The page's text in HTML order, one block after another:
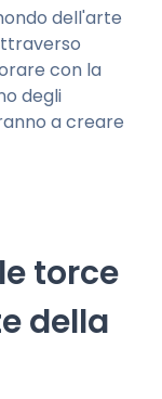
dell'arte
con la
degli
a creare
torce
della